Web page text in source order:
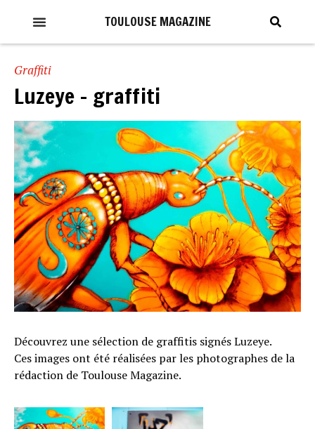
TOULOUSE MAGAZINE
Graffiti
Luzeye – graffiti
Découvrez une sélection de graffitis signés Luzeye.
Ces images ont été réalisées par les photographes de la
rédaction de Toulouse Magazine.